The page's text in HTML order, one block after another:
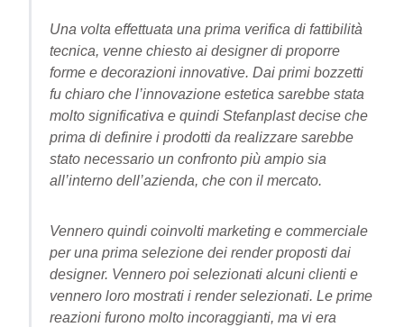
Una volta effettuata una prima verifica di fattibilità
tecnica, venne chiesto ai designer di proporre
forme e decorazioni innovative. Dai primi bozzetti
fu chiaro che l’innovazione estetica sarebbe stata
molto significativa e quindi Stefanplast decise che
prima di definire i prodotti da realizzare sarebbe
stato necessario un confronto più ampio sia
all’interno dell’azienda, che con il mercato.
Vennero quindi coinvolti marketing e commerciale
per una prima selezione dei render proposti dai
designer. Vennero poi selezionati alcuni clienti e
vennero loro mostrati i render selezionati. Le prime
reazioni furono molto incoraggianti, ma vi era